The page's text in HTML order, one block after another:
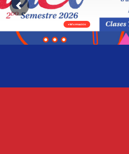
+ Información